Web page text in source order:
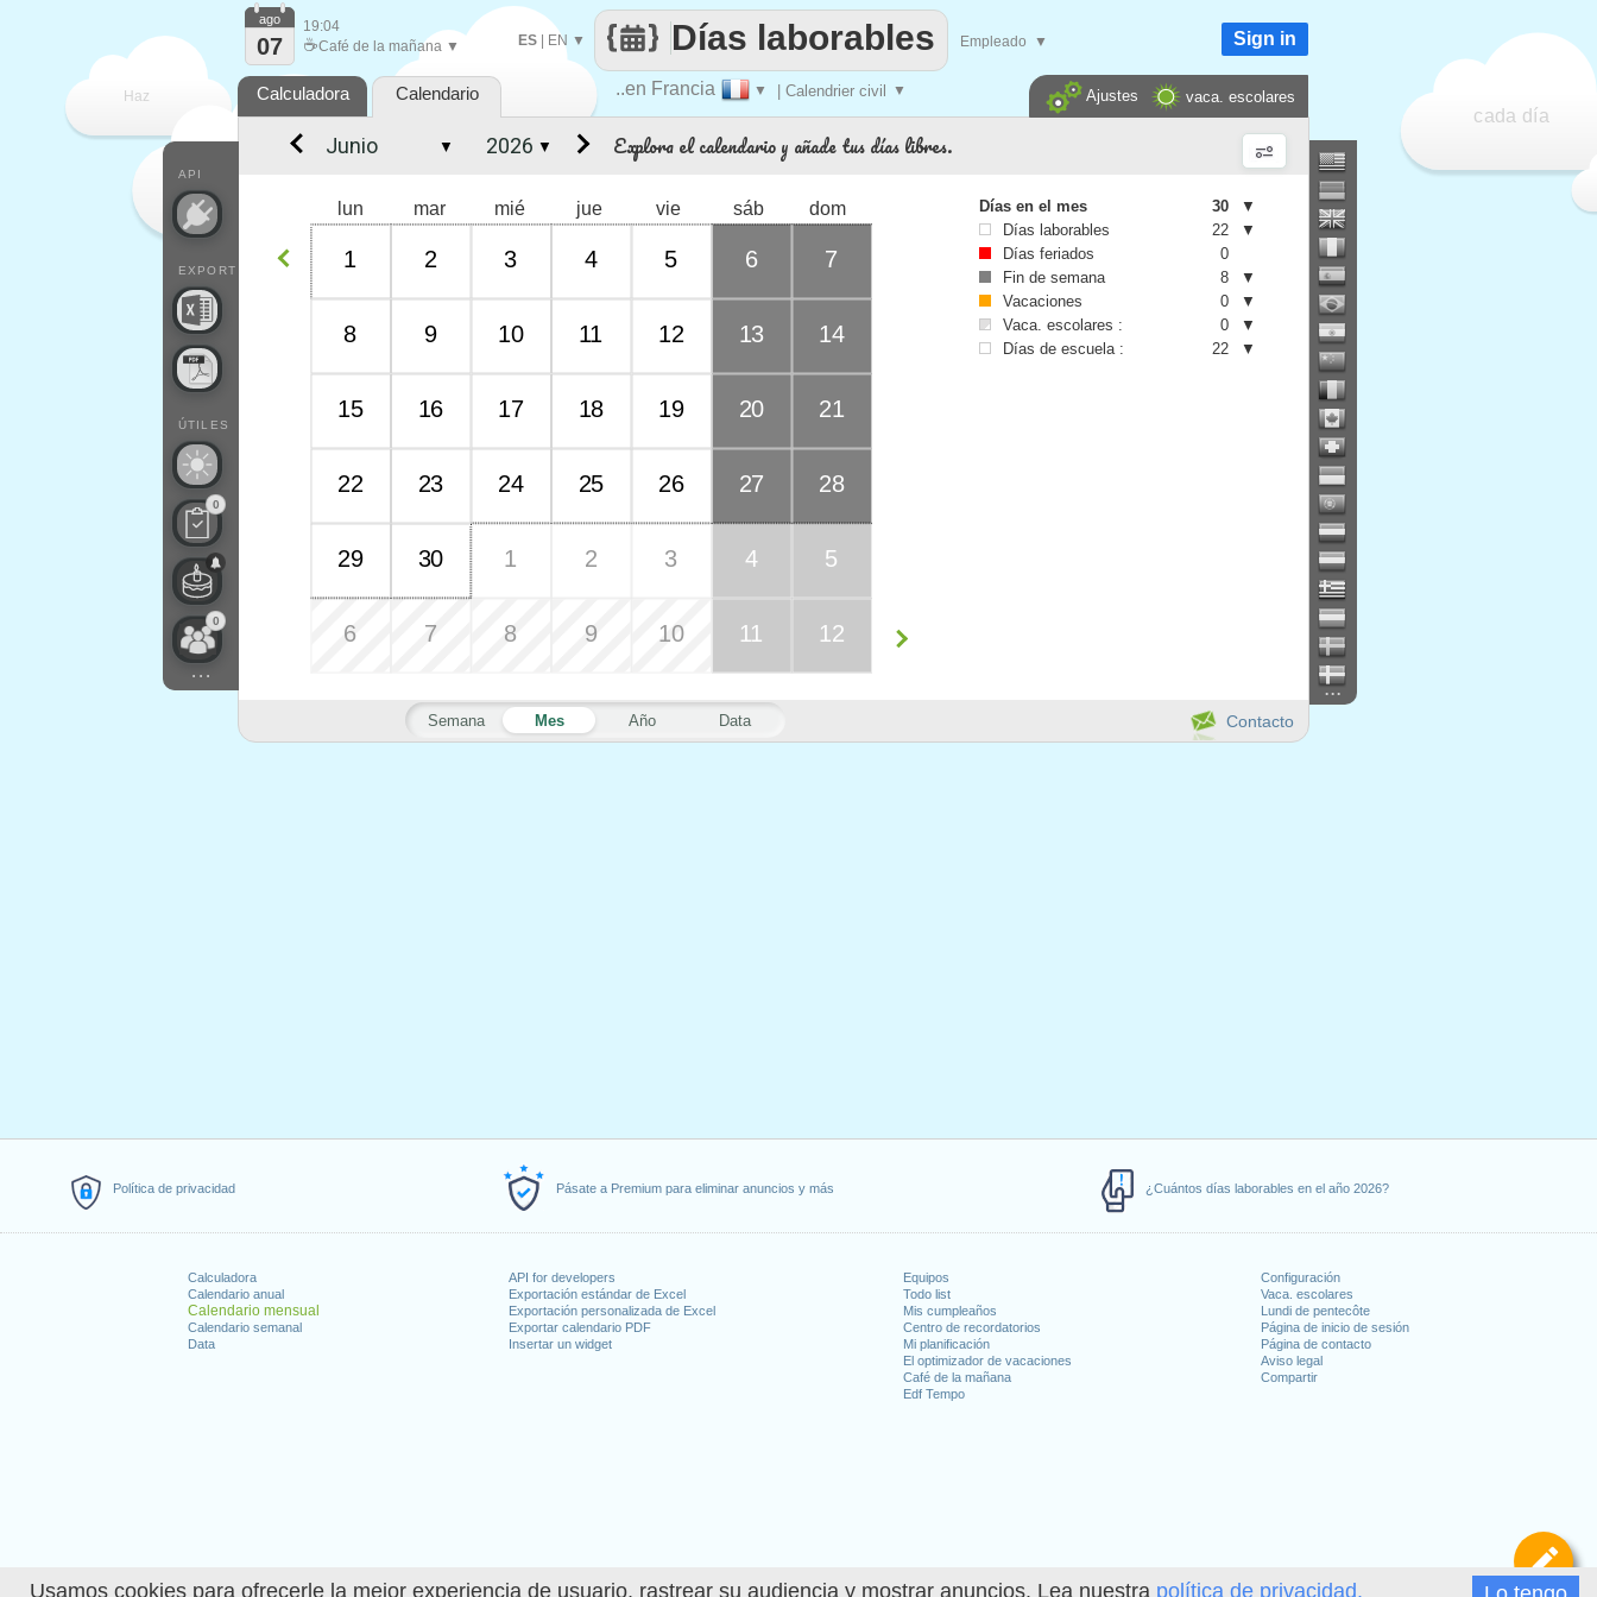
Usamos cookies para ofrecerle la mejor experiencia de usuario, rastrear su audiencia y mostrar anuncios. Lea nuestra política de privacidad.
Política de privacidad Pásate a Premium para eliminar anuncios y más ¿Cuántos días laborables en el año 2026?
Calculadora
Calendario anual
Calendario mensual
Calendario semanal
Data
API for developers
Exportación estándar de Excel
Exportación personalizada de Excel
Exportar calendario PDF
Insertar un widget
Equipos
Todo list
Mis cumpleaños
Centro de recordatorios
Mi planificación
El optimizador de vacaciones
Café de la mañana
Edf Tempo
Configuración
Vaca. escolares
Lundi de pentecôte
Página de inicio de sesión
Página de contacto
Aviso legal
Compartir
Haz
cada día
..en Francia ▼ | Calendrier civil ▼
Días laborables
ES EN ▼ Empleado ▼
API
EXPORT
ÚTILES
0
0
...
ago
07
19:04
☕Café de la mañana ▼ Sign in
Calculadora Calendario vaca. escolares
Ajustes
...
Contacto
Explora el calendario y añade tus días libres.
Semana Mes Año Data
lun mar mié jue vie sáb dom
1 2 3 4 5 6 7
8 9 10 11 12 13 14
15 16 17 18 19 20 21
22 23 24 25 26 27 28
29 30 1 2 3 4 5
6 7 8 9 10 11 12
▼ ▼
Días en el mes 30
▼
Días laborables
22
▼
Días feriados
0
Fin de semana
8
▼
Vacaciones
0
▼
Vaca. escolares :
0
▼
Días de escuela :
22 ▼